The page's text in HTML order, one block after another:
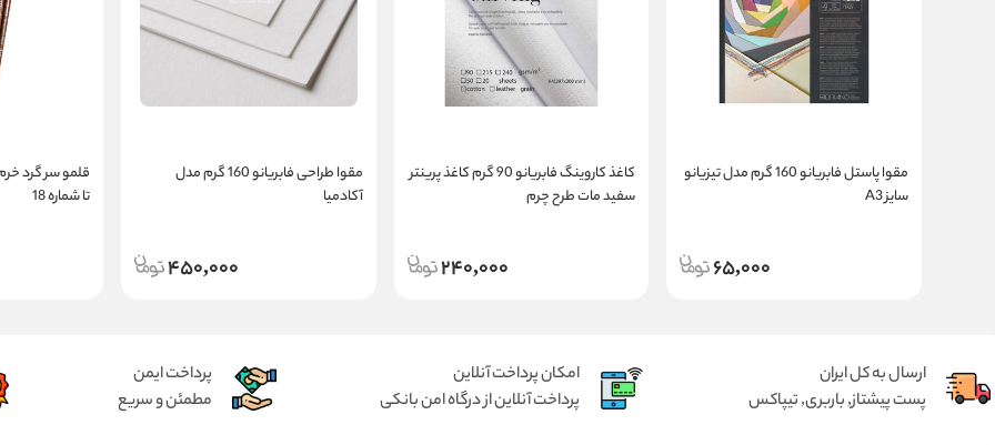
مقوا پاستل فابریانو 160 گرم مدل تیزیانو
سایز A3
65,000
کاغذ کاروینگ فابریانو 90 گرم کاغذ پرینتر
سفید مات طرح چرم
240,000
مقوا طراحی فابریانو 160 گرم مدل
آکادمیا
450,000
تا شماره 18
ارسال به کل ایران
پست پیشتاز, باربری, تیپاکس
امکان پرداخت آنلاین
پرداخت آنلاین از درگاه امن بانکی
پرداخت ایمن
مطمئن و سریع